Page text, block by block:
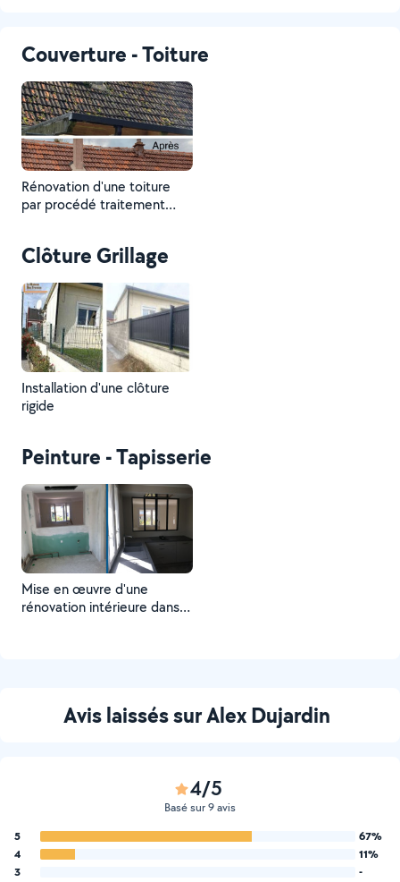
Couverture - Toiture
Rénovation d'une toiture
par procédé traitement
Clôture Grillage
Installation d'une clôture
rigide
Peinture - Tapisserie
Mise en œuvre d'une
rénovation intérieure dans
Avis laissés sur Alex Dujardin
4/5
Basé sur 9 avis
5
67%
4
11%
3
-